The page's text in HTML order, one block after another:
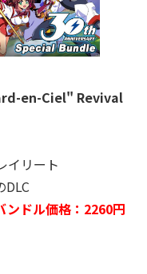
en-Ciel" Revival
イリート
ンドル価格：2260円